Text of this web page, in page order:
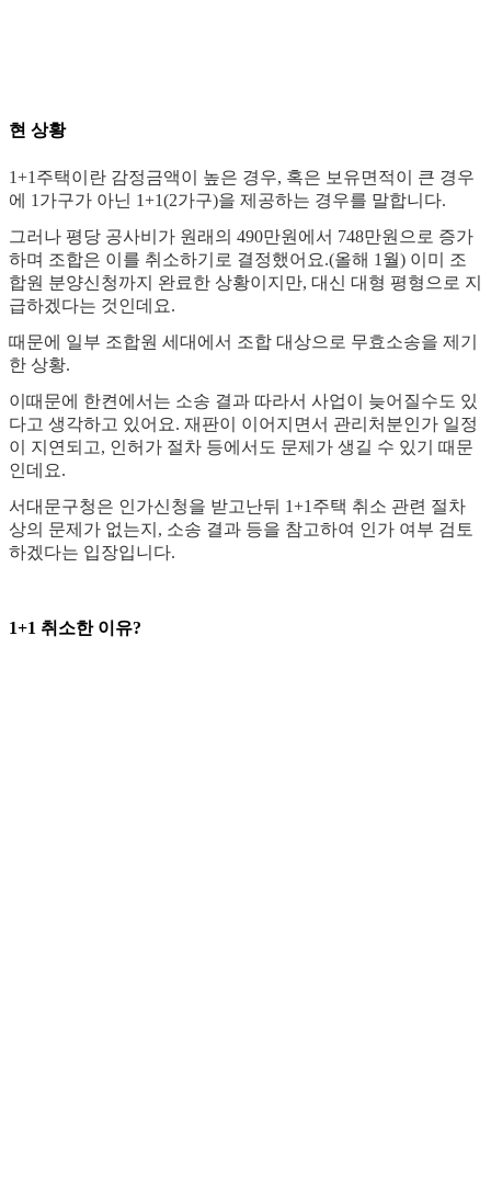
현 상황
1+1주택이란 감정금액이 높은 경우, 혹은 보유면적이 큰 경우
에 1가구가 아닌 1+1(2가구)을 제공하는 경우를 말합니다.
그러나 평당 공사비가 원래의 490만원에서 748만원으로 증가
하며 조합은 이를 취소하기로 결정했어요.(올해 1월) 이미 조
합원 분양신청까지 완료한 상황이지만, 대신 대형 평형으로 지
급하겠다는 것인데요.
때문에 일부 조합원 세대에서 조합 대상으로 무효소송을 제기
한 상황.
이때문에 한켠에서는 소송 결과 따라서 사업이 늦어질수도 있
다고 생각하고 있어요. 재판이 이어지면서 관리처분인가 일정
이 지연되고, 인허가 절차 등에서도 문제가 생길 수 있기 때문
인데요.
서대문구청은 인가신청을 받고난뒤 1+1주택 취소 관련 절차
상의 문제가 없는지, 소송 결과 등을 참고하여 인가 여부 검토
하겠다는 입장입니다.
1+1 취소한 이유?